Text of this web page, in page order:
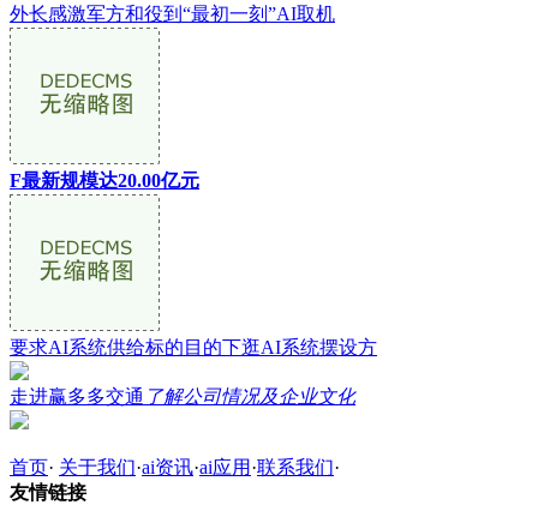
外长感激军方和役到“最初一刻”AI取机
F最新规模达20.00亿元
要求AI系统供给标的目的下逛AI系统摆设方
走进赢多多交通 了解公司情况及企业文化
首页· 关于我们·ai资讯·ai应用 ·联系我们·
友情链接